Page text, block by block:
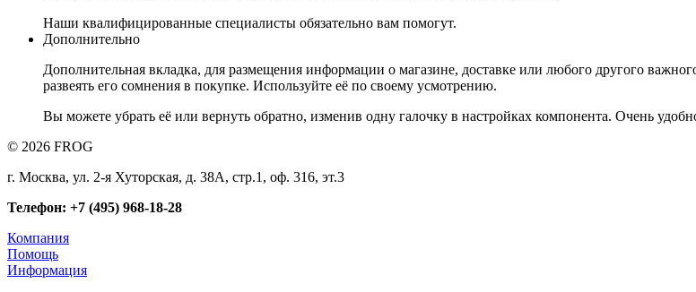
Наши квалифицированные специалисты обязательно вам помогут.
Дополнительно
Дополнительная вкладка, для размещения информации о магазине, доставке или любого другого
развеять его сомнения в покупке. Используйте её по своему усмотрению.
Вы можете убрать её или вернуть обратно, изменив одну галочку в настройках компонента. Очень
© 2026 FROG
г. Москва, ул. 2-я Хуторская, д. 38А, стр.1, оф. 316, эт.3
Телефон: +7 (495) 968-18-28
Компания
Помощь
Информация